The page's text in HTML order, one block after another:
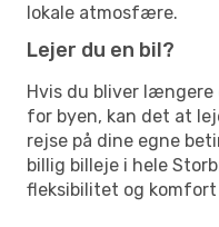
lokale atmosfære.
Lejer du en bil?
Hvis du bliver længere
for byen, kan det at
rejse på dine egne
billig billeje i hele
fleksibilitet og